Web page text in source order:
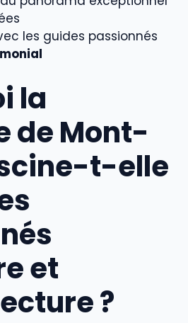
les guides passionnés
la
de Mont-
t-elle
et
?